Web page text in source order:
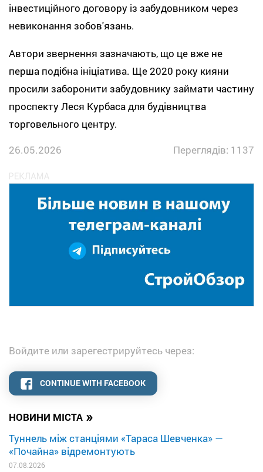
НОВИНИ МІСТА »
Туннель між станціями «Тараса Шевченка» —
«Почайна» відремонтують
07.08.2026
інвестиційного договору із забудовником через
невиконання зобов'язань.
Автори звернення зазначають, що це вже не
перша подібна ініціатива. Ще 2020 року кияни
просили заборонити забудовнику займати частину
проспекту Леся Курбаса для будівництва
торговельного центру.
26.05.2026
Переглядів: 1137
Войдите или зарегестрируйтесь через:
CONTINUE WITH FACEBOOK